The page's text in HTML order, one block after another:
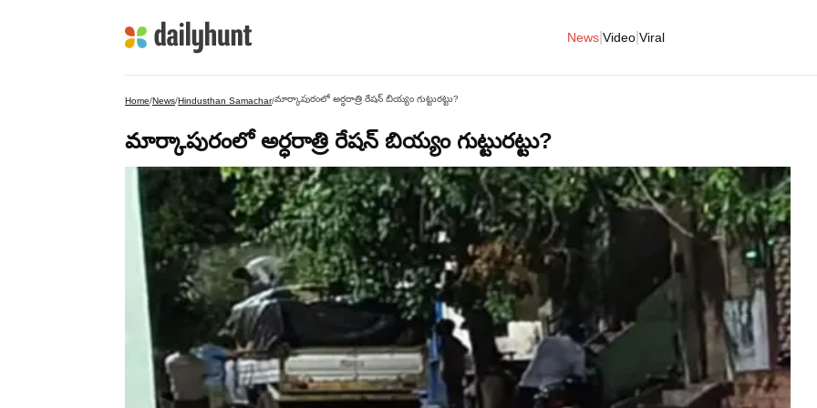
News Video Viral
Home/News/Hindusthan Samachar/మార్కాపురంలో అర్ధరాత్రి రేషన్ బియ్యం గుట్టురట్టు?
మార్కాపురంలో అర్ధరాత్రి రేషన్ బియ్యం గుట్టురట్టు?